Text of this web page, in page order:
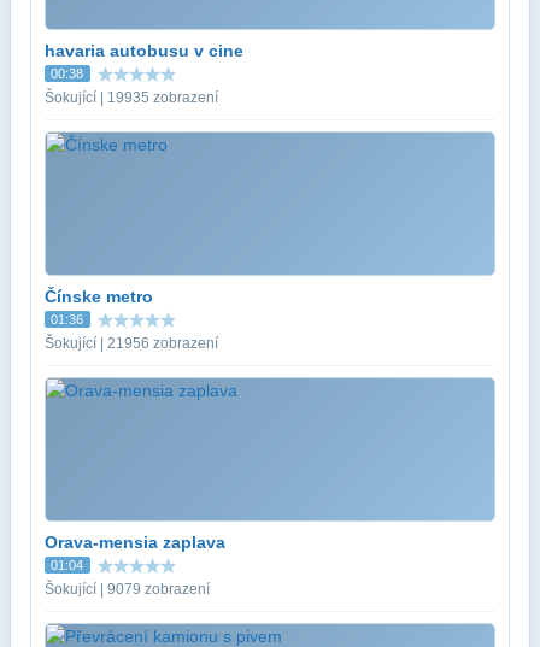
havaria autobusu v cine
00:38
Šokující | 19935 zobrazení
Čínske metro
01:36
Šokující | 21956 zobrazení
Orava-mensia zaplava
01:04
Šokující | 9079 zobrazení